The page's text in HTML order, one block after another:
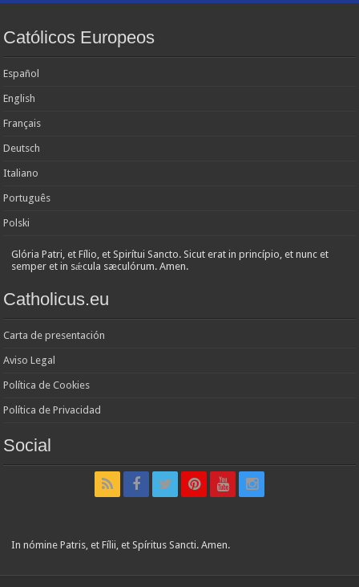
Católicos Europeos
Español
English
Français
Deutsch
Italiano
Português
Polski
Glória Patri, et Fílio, et Spirítui Sancto. Sicut erat in princípio, et nunc et
semper et in sǽcula sæculórum. Amen.
Catholicus.eu
Carta de presentación
Aviso Legal
Política de Cookies
Política de Privacidad
Social
In nómine Patris, et Fílii, et Spíritus Sancti. Amen.